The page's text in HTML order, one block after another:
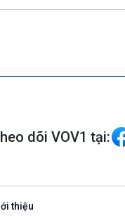
dõi VOV1 tại:
thiệu